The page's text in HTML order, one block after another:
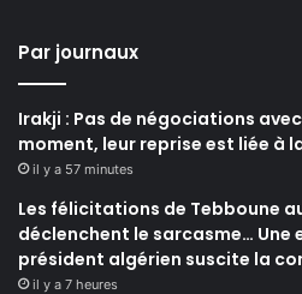
Par journaux
Irakji : Pas de négociations
moment, leur reprise est liée à
il y a 57 minutes
Les félicitations de Tebboune
déclenchent le sarcasme… Une
président algérien suscite la
il y a 7 heures